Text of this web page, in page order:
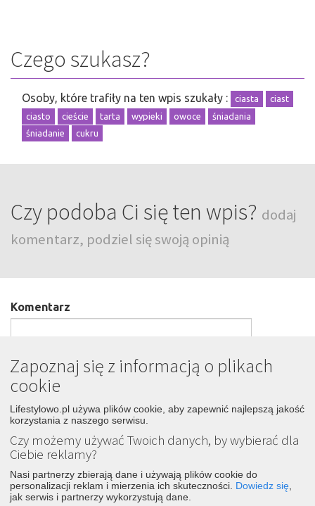
Czego szukasz?
Osoby, które trafiły na ten wpis szukały : ciasta
ciast
ciasto
cieście tarta wypieki owoce
śniadania
śniadanie
cukru
Czy podoba Ci się ten wpis? dodaj
komentarz, podziel się swoją opinią
Komentarz
Podpis
Wyślij
Zapoznaj się z informacją o plikach
cookie
Lifestylowo.pl używa plików cookie, aby zapewnić najlepszą jakość
korzystania z naszego serwisu.
Czy możemy używać Twoich danych, by wybierać dla
Ciebie reklamy?
Nasi partnerzy zbierają dane i używają plików cookie do
personalizacji reklam i mierzenia ich skuteczności. Dowiedz się
jak serwis i partnerzy wykorzystują dane.